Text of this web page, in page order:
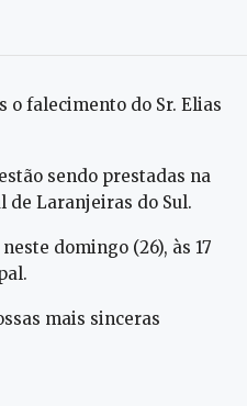
o falecimento do Sr. Elias
sendo prestadas na
de Laranjeiras do Sul.
domingo (26), às 17
mais sinceras